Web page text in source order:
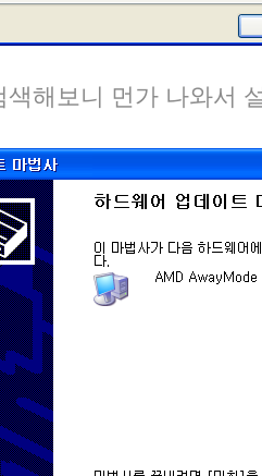
색해보니 먼가 나와서